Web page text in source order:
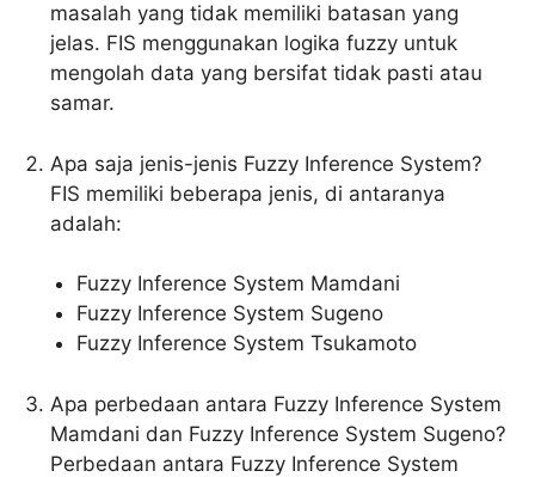
masalah yang tidak memiliki batasan yang
jelas. FIS menggunakan logika fuzzy untuk
mengolah data yang bersifat tidak pasti atau
samar.
Apa saja jenis-jenis Fuzzy Inference System?
FIS memiliki beberapa jenis, di antaranya
adalah:
Fuzzy Inference System Mamdani
Fuzzy Inference System Sugeno
Fuzzy Inference System Tsukamoto
Apa perbedaan antara Fuzzy Inference System
Mamdani dan Fuzzy Inference System Sugeno?
Perbedaan antara Fuzzy Inference System